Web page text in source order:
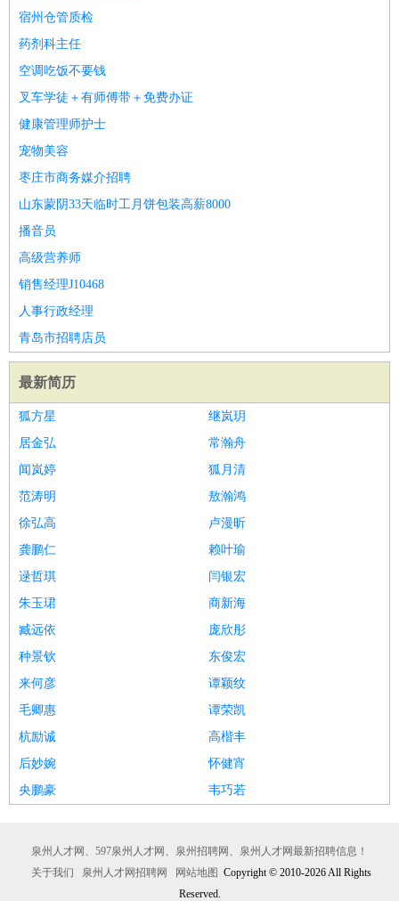
宿州仓管质检
药剂科主任
空调吃饭不要钱
叉车学徒＋有师傅带＋免费办证
健康管理师护士
宠物美容
枣庄市商务媒介招聘
山东蒙阴33天临时工月饼包装高薪8000
播音员
高级营养师
销售经理J10468
人事行政经理
青岛市招聘店员
最新简历
狐方星
继岚玥
居金弘
常瀚舟
闻岚婷
狐月清
范涛明
敖瀚鸿
徐弘高
卢漫昕
龚鹏仁
赖叶瑜
逯哲琪
闫银宏
朱玉珺
商新海
臧远依
庞欣彤
种景钦
东俊宏
来何彦
谭颖纹
毛卿惠
谭荣凯
杭励诚
高楷丰
后妙婉
怀健宵
央鹏豪
韦巧若
泉州人才网、597泉州人才网、泉州招聘网、泉州人才网最新招聘信息！
关于我们
泉州人才网招聘网 网站地图 Copyright © 2010-2026 All Rights
Reserved.